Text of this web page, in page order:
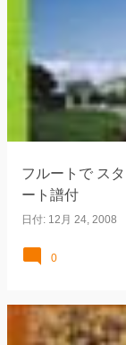
フルートで ス
ート譜付
日付: 12月 24, 2008
0